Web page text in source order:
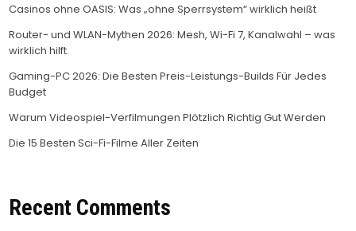
Casinos ohne OASIS: Was „ohne Sperrsystem“ wirklich heißt
Router- und WLAN-Mythen 2026: Mesh, Wi-Fi 7, Kanalwahl – was
wirklich hilft.
Gaming-PC 2026: Die Besten Preis-Leistungs-Builds Für Jedes
Budget
Warum Videospiel-Verfilmungen Plötzlich Richtig Gut Werden
Die 15 Besten Sci-Fi-Filme Aller Zeiten
Recent Comments